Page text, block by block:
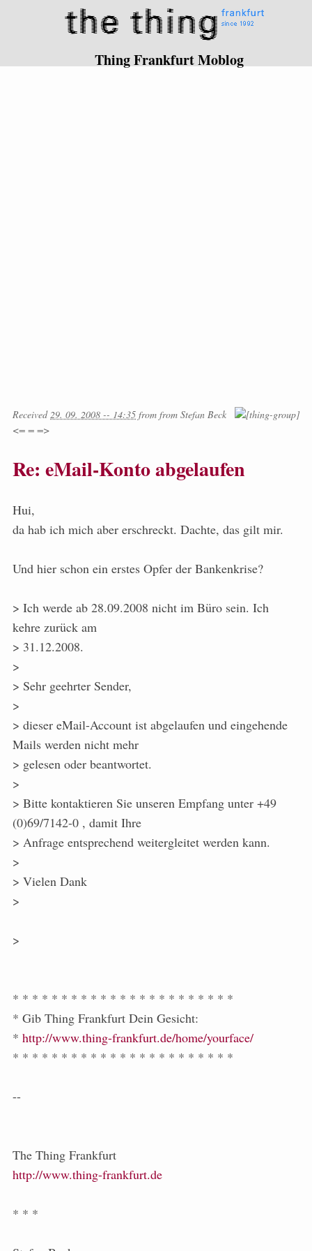
Thing Frankfurt Moblog
Received29. 09. 2008 -- 14:35 from from Stefan Beck
<= = =>
Re: eMail-Konto abgelaufen
Hui,
da hab ich mich aber erschreckt. Dachte, das gilt mir.
Und hier schon ein erstes Opfer der Bankenkrise?
> Ich werde ab 28.09.2008 nicht im Büro sein. Ich
kehre zurück am
> 31.12.2008.
>
> Sehr geehrter Sender,
>
> dieser eMail-Account ist abgelaufen und eingehende
Mails werden nicht mehr
> gelesen oder beantwortet.
>
> Bitte kontaktieren Sie unseren Empfang unter +49
(0)69/7142-0 , damit Ihre
> Anfrage entsprechend weitergleitet werden kann.
>
> Vielen Dank
>
>
* * * * * * * * * * * * * * * * * * * * * * *
* Gib Thing Frankfurt Dein Gesicht:
* http://www.thing-frankfurt.de/home/yourface/
* * * * * * * * * * * * * * * * * * * * * * *
--
The Thing Frankfurt
http://www.thing-frankfurt.de
* * *